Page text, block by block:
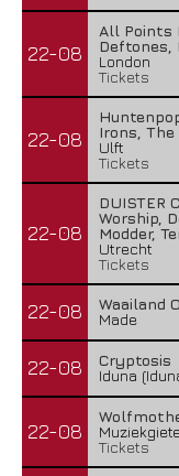
22-08
All Points
Deftones,
London
Tickets
22-08
Irons,
Ulft
Tickets
22-08
DUISTER
Worship,
Modder,
Utrecht
Tickets
22-08
Waailand
Made
22-08
Cryptosis
Iduna
22-08
Tickets